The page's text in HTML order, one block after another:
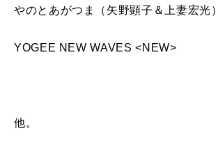
やのとあがつま（矢野顕子＆上妻宏光）
YOGEE NEW WAVES <NEW>
他。